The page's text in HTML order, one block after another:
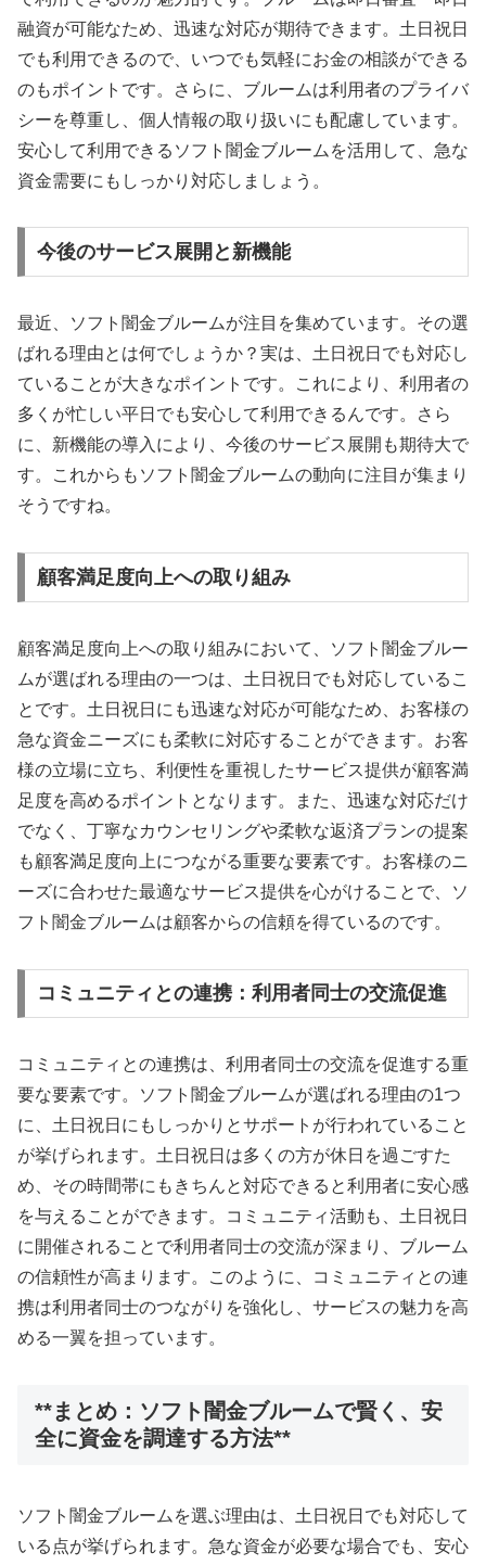
融資が可能なため、迅速な対応が期待できます。土日祝日
でも利用できるので、いつでも気軽にお金の相談ができる
のもポイントです。さらに、ブルームは利用者のプライバ
シーを尊重し、個人情報の取り扱いにも配慮しています。
安心して利用できるソフト闇金ブルームを活用して、急な
資金需要にもしっかり対応しましょう。
今後のサービス展開と新機能
最近、ソフト闇金ブルームが注目を集めています。その選
ばれる理由とは何でしょうか？実は、土日祝日でも対応し
ていることが大きなポイントです。これにより、利用者の
多くが忙しい平日でも安心して利用できるんです。さら
に、新機能の導入により、今後のサービス展開も期待大で
す。これからもソフト闇金ブルームの動向に注目が集まり
そうですね。
顧客満足度向上への取り組み
顧客満足度向上への取り組みにおいて、ソフト闇金ブルー
ムが選ばれる理由の一つは、土日祝日でも対応しているこ
とです。土日祝日にも迅速な対応が可能なため、お客様の
急な資金ニーズにも柔軟に対応することができます。お客
様の立場に立ち、利便性を重視したサービス提供が顧客満
足度を高めるポイントとなります。また、迅速な対応だけ
でなく、丁寧なカウンセリングや柔軟な返済プランの提案
も顧客満足度向上につながる重要な要素です。お客様のニ
ーズに合わせた最適なサービス提供を心がけることで、ソ
フト闇金ブルームは顧客からの信頼を得ているのです。
コミュニティとの連携：利用者同士の交流促進
コミュニティとの連携は、利用者同士の交流を促進する重
要な要素です。ソフト闇金ブルームが選ばれる理由の1つ
に、土日祝日にもしっかりとサポートが行われていること
が挙げられます。土日祝日は多くの方が休日を過ごすた
め、その時間帯にもきちんと対応できると利用者に安心感
を与えることができます。コミュニティ活動も、土日祝日
に開催されることで利用者同士の交流が深まり、ブルーム
の信頼性が高まります。このように、コミュニティとの連
携は利用者同士のつながりを強化し、サービスの魅力を高
める一翼を担っています。
**まとめ：ソフト闇金ブルームで賢く、安
全に資金を調達する方法**
ソフト闇金ブルームを選ぶ理由は、土日祝日でも対応して
いる点が挙げられます。急な資金が必要な場合でも、安心